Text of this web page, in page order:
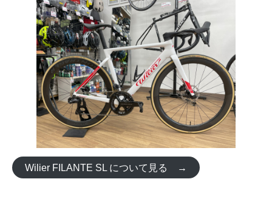
Wilier FILANTE SL について見る →